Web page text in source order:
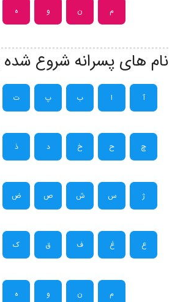
م ن و ه
نام های پسرانه شروع شده
آ ا ب پ ت
چ ح خ د ذ
ژ س ش ص ض
ع غ ف ق ک
م ن و ه